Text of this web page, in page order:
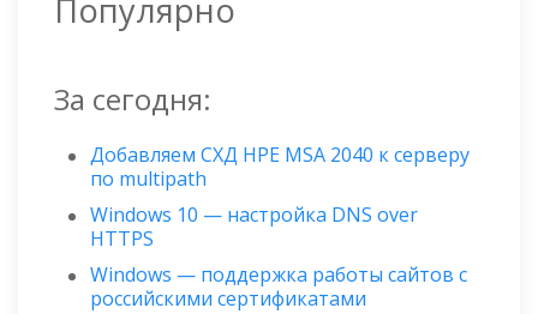
Популярно
За сегодня:
Добавляем СХД HPE MSA 2040 к серверу
по multipath
Windows 10 — настройка DNS over
HTTPS
Windows — поддержка работы сайтов с
российскими сертификатами